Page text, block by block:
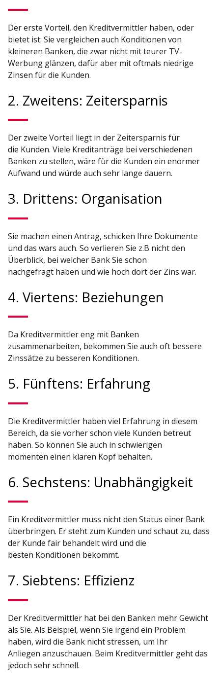
Der erste Vorteil, den Kreditvermittler haben, oder
bietet ist: Sie vergleichen auch Konditionen von
kleineren Banken, die zwar nicht mit teurer TV-
Werbung glänzen, dafür aber mit oftmals niedrige
Zinsen für die Kunden.
2. Zweitens: Zeitersparnis
Der zweite Vorteil liegt in der Zeitersparnis für
die Kunden. Viele Kreditanträge bei verschiedenen
Banken zu stellen, wäre für die Kunden ein enormer
Aufwand und würde auch sehr lange dauern.
3. Drittens: Organisation
Sie machen einen Antrag, schicken Ihre Dokumente
und das wars auch. So verlieren Sie z.B nicht den
Überblick, bei welcher Bank Sie schon
nachgefragt haben und wie hoch dort der Zins war.
4. Viertens: Beziehungen
Da Kreditvermittler eng mit Banken
zusammenarbeiten, bekommen Sie auch oft bessere
Zinssätze zu besseren Konditionen.
5. Fünftens: Erfahrung
Die Kreditvermittler haben viel Erfahrung in diesem
Bereich, da sie vorher schon viele Kunden betreut
haben. So können Sie auch in schwierigen
momenten einen klaren Kopf behalten.
6. Sechstens: Unabhängigkeit
Ein Kreditvermittler muss nicht den Status einer Bank
überbringen. Er steht zum Kunden und schaut zu, dass
der Kunde fair behandelt wird und die
besten Konditionen bekommt.
7. Siebtens: Effizienz
Der Kreditvermittler hat bei den Banken mehr Gewicht
als Sie. Als Beispiel, wenn Sie irgend ein Problem
haben, wird die Bank nicht stressen, um Ihr
Anliegen anzuschauen. Beim Kreditvermittler geht das
jedoch sehr schnell.